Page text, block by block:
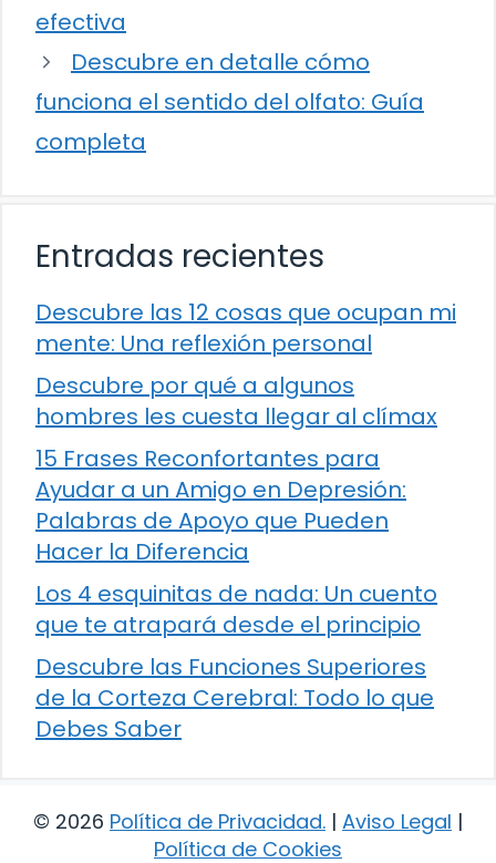
efectiva
Descubre en detalle cómo
funciona el sentido del olfato: Guía
completa
Entradas recientes
Descubre las 12 cosas que ocupan mi
mente: Una reflexión personal
Descubre por qué a algunos
hombres les cuesta llegar al clímax
15 Frases Reconfortantes para
Ayudar a un Amigo en Depresión:
Palabras de Apoyo que Pueden
Hacer la Diferencia
Los 4 esquinitas de nada: Un cuento
que te atrapará desde el principio
Descubre las Funciones Superiores
de la Corteza Cerebral: Todo lo que
Debes Saber
© 2026 Política de Privacidad. | Aviso Legal |
Política de Cookies